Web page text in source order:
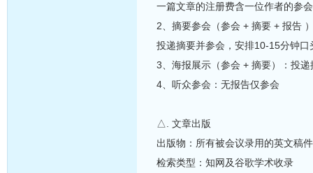
一篇文章的注册费含一位作者的参
2、摘要参会（参会 + 摘要 + 报告
投递摘要并参会，安排10-15分钟口
3、海报展示（参会 + 摘要）：投
4、听众参会：无报告仅参会
△. 文章出版
出版物：所有被会议录用的英文稿
检索类型：知网及谷歌学术收录